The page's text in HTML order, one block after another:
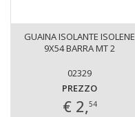
GUAINA ISOLANTE ISOLENE
9X54 BARRA MT 2
02329
PREZZO
€ 2,54